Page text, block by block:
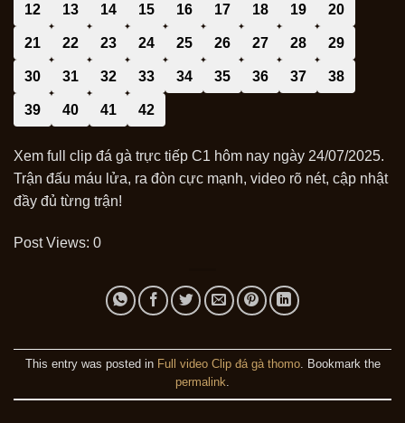
12 13 14 15 16 17 18 19 20
21 22 23 24 25 26 27 28 29
30 31 32 33 34 35 36 37 38
39 40 41 42
Xem full clip đá gà trực tiếp C1 hôm nay ngày 24/07/2025.
Trận đấu máu lửa, ra đòn cực mạnh, video rõ nét, cập nhật
đầy đủ từng trận!
Post Views: 0
This entry was posted in Full video Clip đá gà thomo. Bookmark the
permalink.